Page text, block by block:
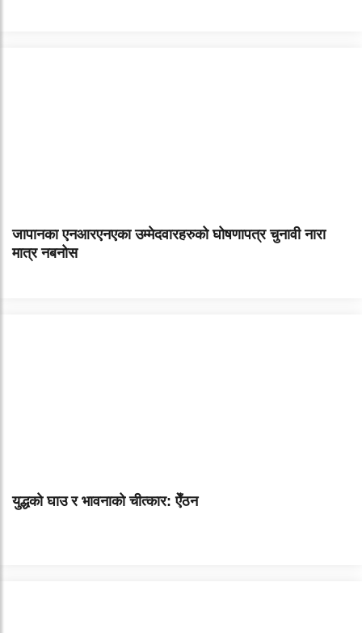
जापानका एनआरएनएका उम्मेदवारहरुको घोषणापत्र चुनावी नारा
मात्र नबनोस
युद्धको घाउ र भावनाको चीत्कार: ऐँठन